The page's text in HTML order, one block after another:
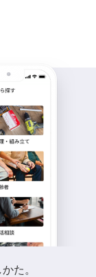
た。